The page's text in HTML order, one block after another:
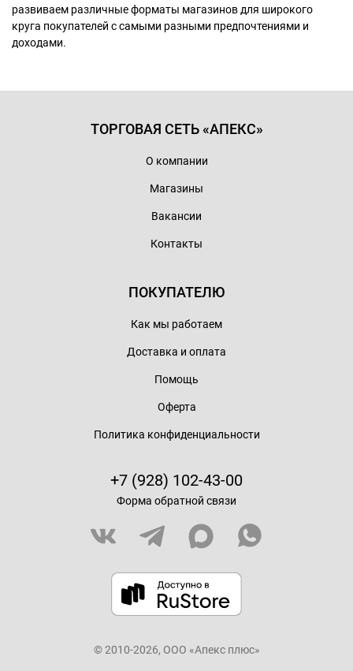
развиваем различные форматы магазинов для широкого
круга покупателей с самыми разными предпочтениями и
доходами.
ТОРГОВАЯ СЕТЬ «АПЕКС»
О компании
Магазины
Вакансии
Контакты
ПОКУПАТЕЛЮ
Как мы работаем
Доставка и оплата
Помощь
Оферта
Политика конфиденциальности
+7 (928) 102-43-00
Форма обратной связи
© 2010-2026, ООО «Апекс плюс»